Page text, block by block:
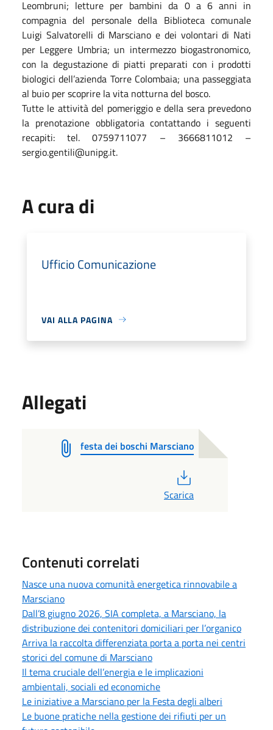
Leombruni; letture per bambini da 0 a 6 anni in
compagnia del personale della Biblioteca comunale
Luigi Salvatorelli di Marsciano e dei volontari di Nati
per Leggere Umbria; un intermezzo biogastronomico,
con la degustazione di piatti preparati con i prodotti
biologici dell’azienda Torre Colombaia; una passeggiata
al buio per scoprire la vita notturna del bosco.
Tutte le attività del pomeriggio e della sera prevedono
la prenotazione obbligatoria contattando i seguenti
recapiti: tel. 0759711077 – 3666811012 –
sergio.gentili@unipg.it.
A cura di
Ufficio Comunicazione
VAI ALLA PAGINA
Allegati
festa dei boschi Marsciano
Scarica
Contenuti correlati
Nasce una nuova comunità energetica rinnovabile a
Marsciano
Dall’8 giugno 2026, SIA completa, a Marsciano, la
distribuzione dei contenitori domiciliari per l’organico
Arriva la raccolta differenziata porta a porta nei centri
storici del comune di Marsciano
Il tema cruciale dell’energia e le implicazioni
ambientali, sociali ed economiche
Le iniziative a Marsciano per la Festa degli alberi
Le buone pratiche nella gestione dei rifiuti per un